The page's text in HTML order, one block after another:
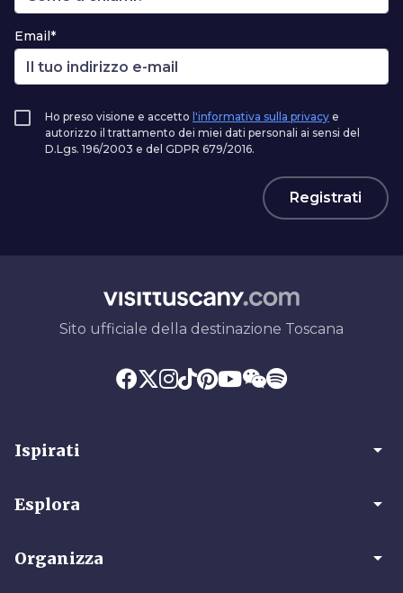
Email*
Ho preso visione e accetto l'informativa sulla privacy e
autorizzo il trattamento dei miei dati personali ai sensi del
D.Lgs. 196/2003 e del GDPR 679/2016.
Registrati
Sito ufficiale della destinazione Toscana
Ispirati arrow_drop_down
Esplora arrow_drop_down
Organizza arrow_drop_down